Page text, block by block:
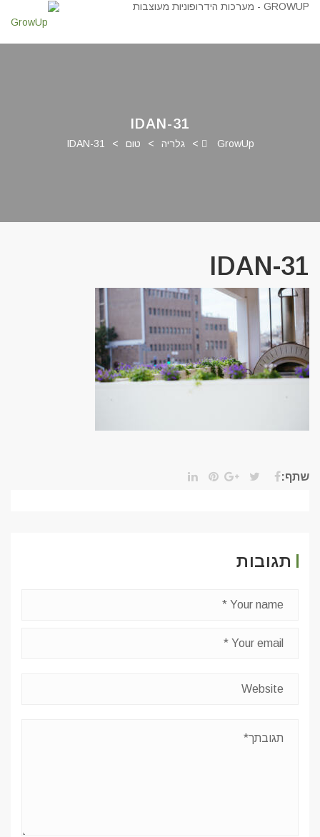
IDAN-31
GrowUp
> גלריה > טום >
IDAN-31
IDAN-31
שתף:
תגובות